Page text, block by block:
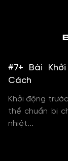
Kiến thức Gym
#7+ Bài
Cách
Khởi động
thể chuẩn bị
nhiệt...